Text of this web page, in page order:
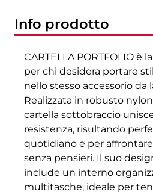
Info prodotto
CARTELLA PORTFOLIO è
per chi desidera portare
nello stesso accessorio da
Realizzata in robusto
cartella sottobraccio
resistenza, risultando
quotidiano e per
senza pensieri. Il suo
include un interno
multitasche, ideale per